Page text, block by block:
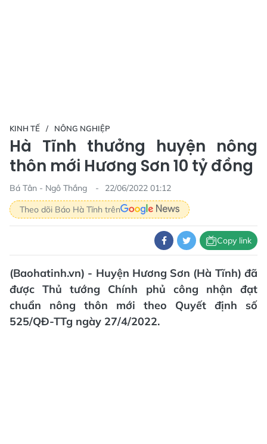
KINH TẾ NÔNG NGHIỆP
Hà Tĩnh thưởng huyện nông
thôn mới Hương Sơn 10 tỷ đồng
Bá Tân - Ngô Thắng
22/06/2022 01:12
Theo dõi Báo Hà Tĩnh trên
Copy link
(Baohatinh.vn) - Huyện Hương Sơn (Hà Tĩnh) đã
được Thủ tướng Chính phủ công nhận đạt
chuẩn nông thôn mới theo Quyết định số
525/QĐ-TTg ngày 27/4/2022.